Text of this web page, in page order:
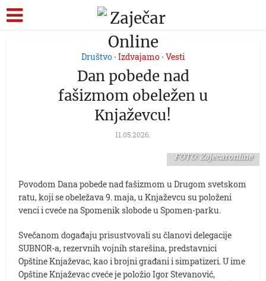
Društvo • Izdvajamo • Vesti
Dan pobede nad
fašizmom obeležen u
Knjaževcu!
11.05.2026.
FOTO: Zajecaronline
Povodom Dana pobede nad fašizmom u Drugom svetskom
ratu, koji se obeležava 9. maja, u Knjaževcu su položeni
venci i cveće na Spomenik slobode u Spomen-parku.
Svečanom događaju prisustvovali su članovi delegacije
SUBNOR-a, rezervnih vojnih starešina, predstavnici
Opštine Knjaževac, kao i brojni građani i simpatizeri. U ime
Opštine Knjaževac cveće je položio Igor Stevanović,